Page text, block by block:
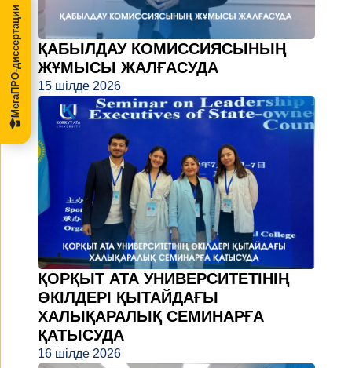
ҚАБЫЛДАУ КОМИССИЯСЫНЫҢ
ЖҰМЫСЫ ЖАЛҒАСУДА
15 шілде 2026
ҚОРҚЫТ АТА УНИВЕРСИТЕТІНІҢ
ӨКІЛДЕРІ ҚЫТАЙДАҒЫ
ХАЛЫҚАРАЛЫҚ СЕМИНАРҒА
ҚАТЫСУДА
16 шілде 2026
МегаПРО-диссертации